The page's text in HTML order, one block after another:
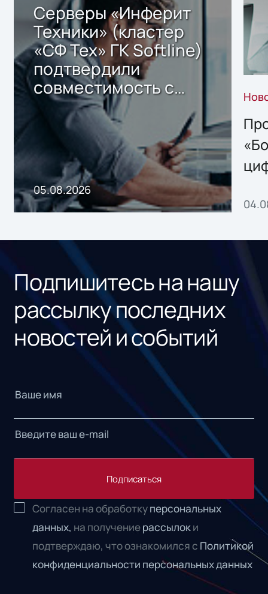
Серверы «Инферит
Техники» (кластер
«СФ Тех» ГК Softline)
подтвердили
совместимость с
решением Sharx
Storage 2.x для
хранения данных
05.08.2026
Подпишитесь на нашу
рассылку последних
новостей и событий
Подписаться
Согласен на обработкуперсональных
данных, на получениерассылоки
подтверждаю, что ознакомился с Политикой
конфиденциальности персональных данных